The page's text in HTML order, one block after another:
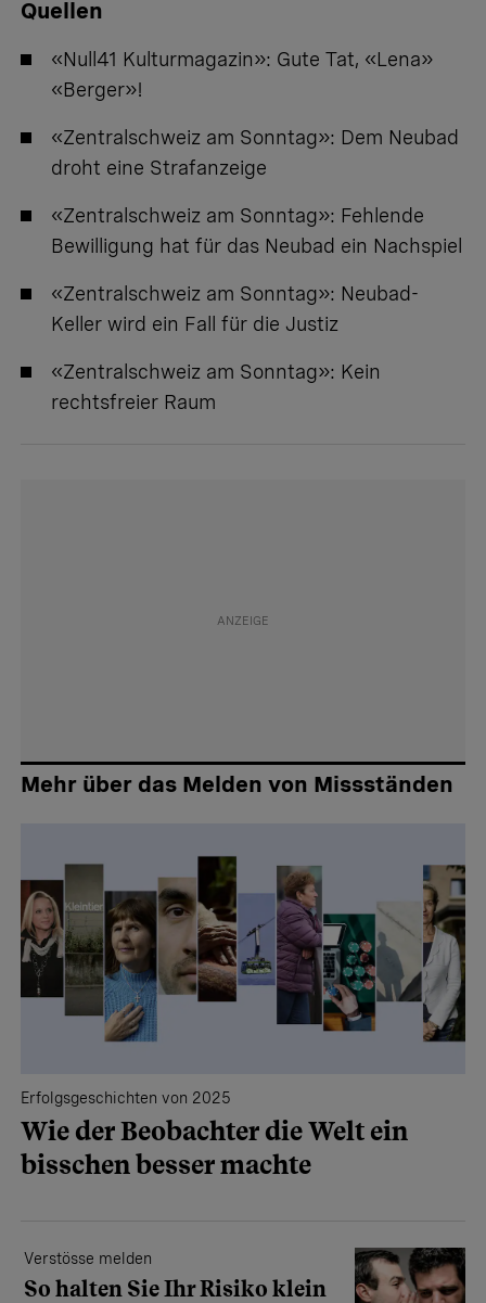
Quellen
«Null41 Kulturmagazin»: Gute Tat, «Lena»
«Berger»!
«Zentralschweiz am Sonntag»: Dem Neubad
droht eine Strafanzeige
«Zentralschweiz am Sonntag»: Fehlende
Bewilligung hat für das Neubad ein Nachspiel
«Zentralschweiz am Sonntag»: Neubad-
Keller wird ein Fall für die Justiz
«Zentralschweiz am Sonntag»: Kein
rechtsfreier Raum
Mehr über das Melden von Missständen
Erfolgsgeschichten von 2025
Wie der Beobachter die Welt ein
bisschen besser machte
Verstösse melden
So halten Sie Ihr Risiko klein